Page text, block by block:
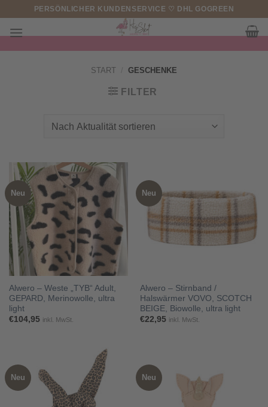
springen
PERSÖNLICHER KUNDENSERVICE ♡ DHL GOGREEN
START GESCHENKE
FILTER
Neu
Alwero – Weste „TYB“ Adult,
GEPARD, Merinowolle, ultra
light
€104,95 inkl. MwSt.
Neu
Alwero – Stirnband /
Halswärmer VOVO, SCOTCH
BEIGE, Biowolle, ultra light
€22,95 inkl. MwSt.
Neu Neu